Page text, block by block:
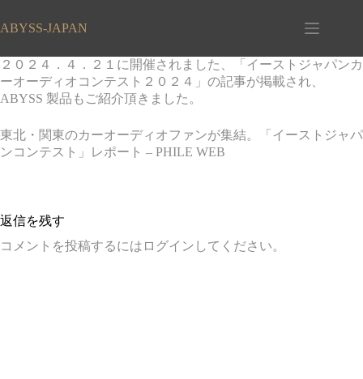
ン
ン
へ
キ
ッ
プ
ABYSS-JAPAN
２０２４．４．２１に開催されました、「イーストジャパンカ
ーオーディオコンテスト２０２４」の記事が掲載され、
ABYSS 製品もご紹介頂きました。
東北・関東のカーオーディオファンが集結。「イーストジャパ
ンコンテスト」レポート – PHILE WEB
返信を残す
コメントを投稿するには ログイン してください。